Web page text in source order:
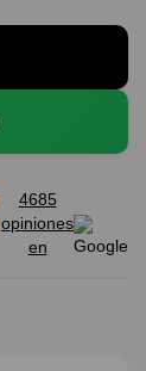
4685
opiniones
en